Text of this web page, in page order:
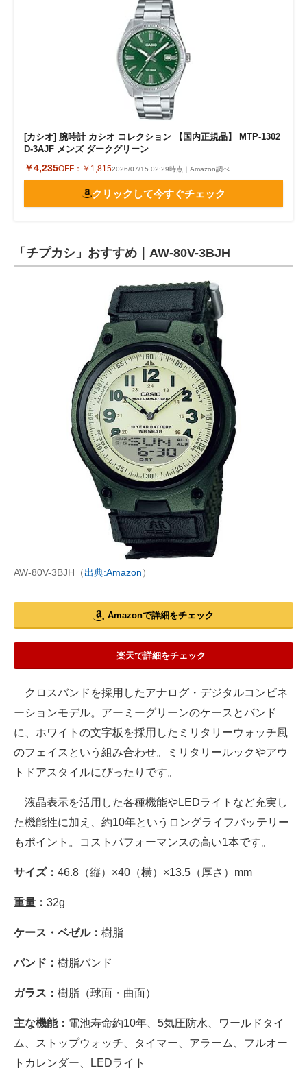
[カシオ] 腕時計 カシオ コレクション 【国内正規品】 MTP-1302
D-3AJF メンズ ダークグリーン
￥4,235OFF： ￥1,8152026/07/15 02:29時点｜Amazon調べ
クリックして今すぐチェック
「チプカシ」おすすめ｜AW-80V-3BJH
AW-80V-3BJH（出典:Amazon）
Amazonで詳細をチェック
楽天で詳細をチェック
クロスバンドを採用したアナログ・デジタルコンビネ
ーションモデル。アーミーグリーンのケースとバンド
に、ホワイトの文字板を採用したミリタリーウォッチ風
のフェイスという組み合わせ。ミリタリールックやアウ
トドアスタイルにぴったりです。
液晶表示を活用した各種機能やLEDライトなど充実し
た機能性に加え、約10年というロングライフバッテリー
もポイント。コストパフォーマンスの高い1本です。
サイズ： 46.8（縦）×40（横）×13.5（厚さ）mm
重量： 32g
ケース・ベゼル： 樹脂
バンド： 樹脂バンド
ガラス： 樹脂（球面・曲面）
主な機能： 電池寿命約10年、5気圧防水、ワールドタイ
ム、ストップウォッチ、タイマー、アラーム、フルオー
トカレンダー、LEDライト